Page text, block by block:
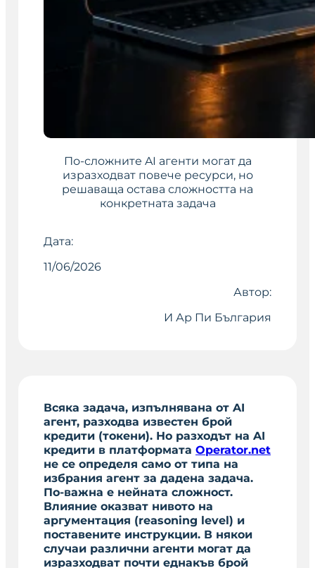
По-сложните AI агенти могат да
изразходват повече ресурси, но
решаваща остава сложността на
конкретната задача
Дата:
11/06/2026
Автор:
И Ар Пи България
Всяка задача, изпълнявана от AI
агент, разходва известен брой
кредити (токени). Но разходът на AI
кредити в платформата Operator.net
не се определя само от типа на
избрания агент за дадена задача.
По-важна е нейната сложност.
Влияние оказват нивото на
аргументация (reasoning level) и
поставените инструкции. В някои
случаи различни агенти могат да
изразходват почти еднакъв брой